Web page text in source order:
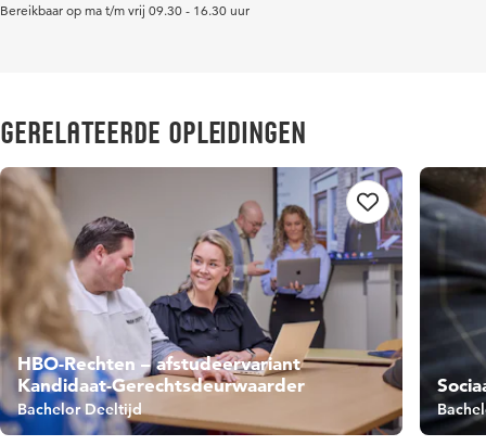
Bereikbaar op ma t/m vrij 09.30 - 16.30 uur
Gerelateerde opleidingen
HBO-Rechten – afstudeervariant
Kandidaat-Gerechtsdeurwaarder
Bachelor Deeltijd